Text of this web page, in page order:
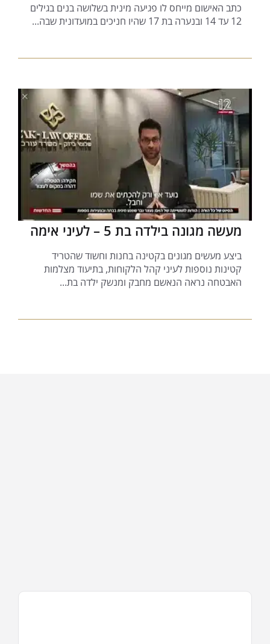
כתב האישום מייחס לו פגיעה מינית בשלושה בנים בגילים
12 עד 14 ובנערה בת 17 שהיו חניכים במועדונית שבה...
מעשה מגונה בילדה בת 5 – לעיני אימה
ביצע מעשים מגונים בקטינה בחנות וחשוד שהטריד
קטינות נוספות לעיני קהל הלקוחות, בתיעוד מצלמות
האבטחה נראה הנאשם מחבק ומנשק ילדה בת...